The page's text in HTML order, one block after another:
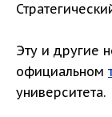
Эту и другие
официальном
университета.